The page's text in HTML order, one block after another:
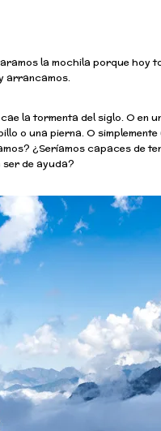
la mochila porque hoy
arrancamos.
la tormenta del siglo. O en
o una pierna. O
¿Seríamos capaces de
de ayuda?